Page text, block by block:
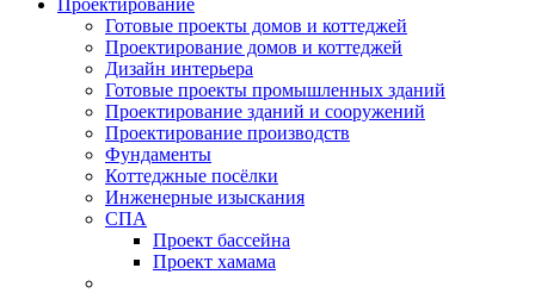
Проектирование
Готовые проекты домов и коттеджей
Проектирование домов и коттеджей
Дизайн интерьера
Готовые проекты промышленных зданий
Проектирование зданий и сооружений
Проектирование производств
Фундаменты
Коттеджные посёлки
Инженерные изыскания
СПА
Проект бассейна
Проект хамама